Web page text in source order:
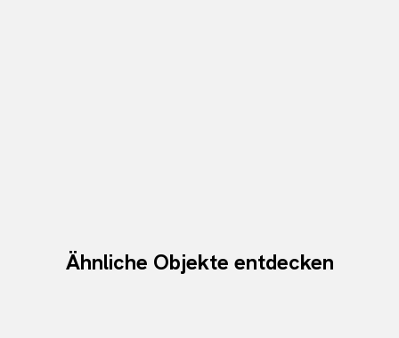
Ähnliche Objekte entdecken